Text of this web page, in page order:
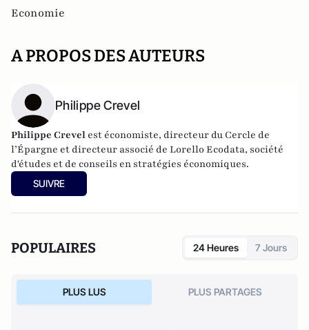
Economie
A PROPOS DES AUTEURS
Philippe Crevel
Philippe Crevel est économiste, directeur du Cercle de
l’Épargne et directeur associé de Lorello Ecodata, société
d'études et de conseils en stratégies économiques.
SUIVRE
POPULAIRES 24 Heures 7 Jours
PLUS LUS PLUS PARTAGES